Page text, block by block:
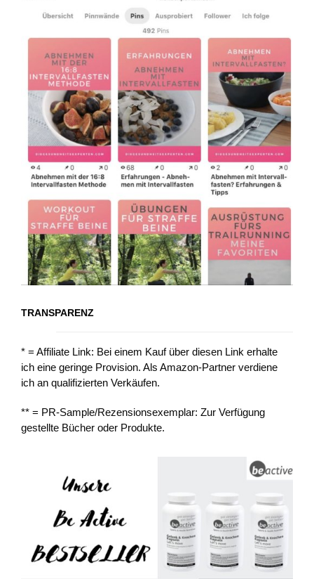
TRANSPARENZ
* = Affiliate Link: Bei einem Kauf über diesen Link erhalte
ich eine geringe Provision. Als Amazon-Partner verdiene
ich an qualifizierten Verkäufen.
** = PR-Sample/Rezensionsexemplar: Zur Verfügung
gestellte Bücher oder Produkte.